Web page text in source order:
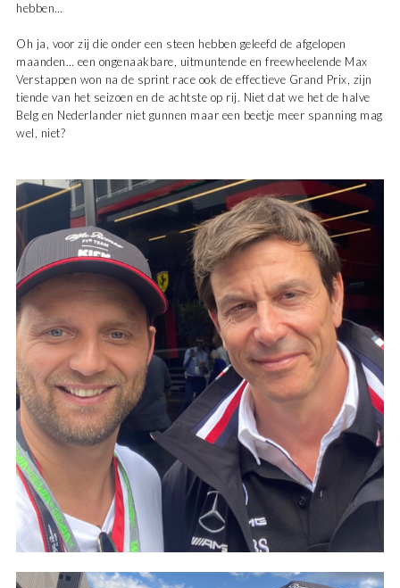
hebben…
Oh ja, voor zij die onder een steen hebben geleefd de afgelopen
maanden… een ongenaakbare, uitmuntende en freewheelende Max
Verstappen won na de sprint race ook de effectieve Grand Prix, zijn
tiende van het seizoen en de achtste op rij. Niet dat we het de halve
Belg en Nederlander niet gunnen maar een beetje meer spanning mag
wel, niet?